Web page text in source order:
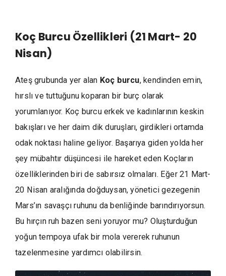
Koç Burcu Özellikleri (21 Mart- 20
Nisan)
Ateş grubunda yer alan Koç burcu, kendinden emin,
hırslı ve tuttuğunu koparan bir burç olarak
yorumlanıyor. Koç burcu erkek ve kadınlarının keskin
bakışları ve her daim dik duruşları, girdikleri ortamda
odak noktası haline geliyor. Başarıya giden yolda her
şey mübahtır düşüncesi ile hareket eden Koçların
özelliklerinden biri de sabırsız olmaları. Eğer 21 Mart-
20 Nisan aralığında doğduysan, yönetici gezegenin
Mars’ın savaşçı ruhunu da benliğinde barındırıyorsun.
Bu hırçın ruh bazen seni yoruyor mu? Oluşturduğun
yoğun tempoya ufak bir mola vererek ruhunun
tazelenmesine yardımcı olabilirsin.